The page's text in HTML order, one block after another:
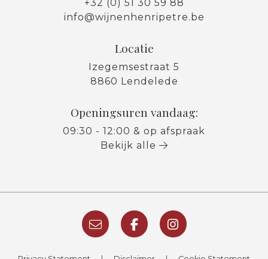
+32 (0) 51 30 59 88
info@wijnenhenripetre.be
Locatie
Izegemsestraat 5
8860 Lendelede
Openingsuren vandaag:
09:30 - 12:00 & op afspraak
Bekijk alle